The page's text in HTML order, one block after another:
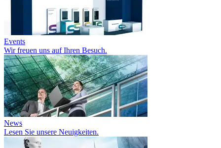
Events
Wir freuen uns auf Ihren Besuch.
News
Lesen Sie unsere Neuigkeiten.